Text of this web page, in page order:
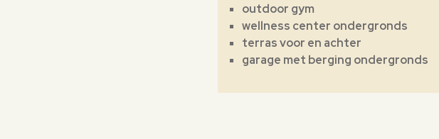
outdoor gym
wellness center ondergronds
terras voor en achter
garage met berging ondergronds